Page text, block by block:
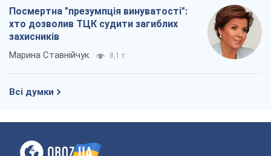
Посмертна "презумпція винуватості":
хто дозволив ТЦК судити загиблих
захисників
Марина Ставнійчук 8,1 т.
Всі думки